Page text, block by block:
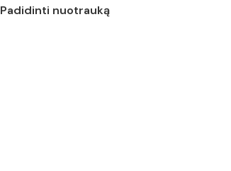
Padidinti nuotrauką